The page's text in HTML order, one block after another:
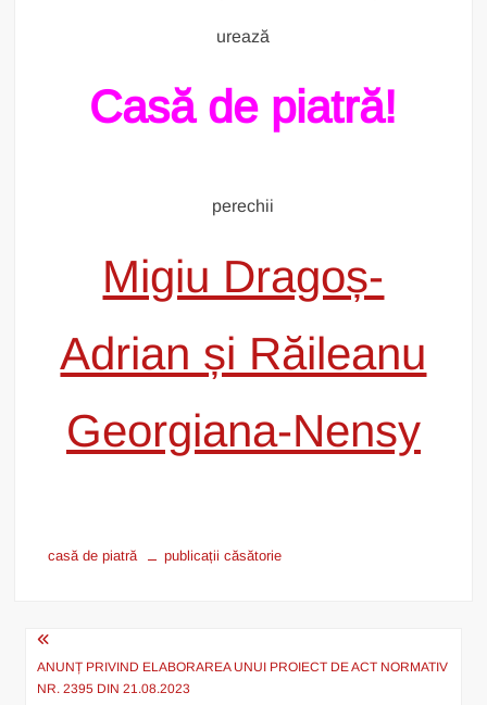
urează
Casă de piatră!
perechii
Migiu Dragoș-
Adrian și Răileanu
Georgiana-Nensy
casă de piatră publicații căsătorie
Post
navigation
ANUNȚ PRIVIND ELABORAREA UNUI PROIECT DE ACT NORMATIV
NR. 2395 DIN 21.08.2023